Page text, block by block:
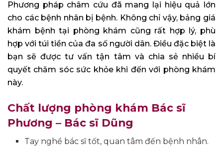
Phương pháp châm cứu đã mang lại hiệu quả lớn
cho các bệnh nhân bị bệnh. Không chỉ vậy, bảng giá
khám bệnh tại phòng khám cũng rất hợp lý, phù
hợp với túi tiền của đa số người dân. Điều đặc biệt là
bạn sẽ được tư vấn tận tâm và chia sẻ nhiều bí
quyết chăm sóc sức khỏe khi đến với phòng khám
này.
Chất lượng phòng khám Bác sĩ
Phương – Bác sĩ Dũng
Tay nghề bác sĩ tốt, quan tâm đến bệnh nhân.